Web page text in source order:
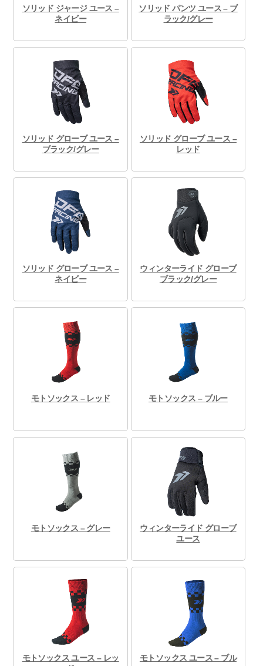
ソリッド ジャージ ユース –
ネイビー
ソリッド パンツ ユース – ブ
ラック/グレー
ソリッド グローブ ユース –
ブラック/グレー
ソリッド グローブ ユース –
レッド
ソリッド グローブ ユース –
ネイビー
ウィンターライド グローブ
ブラック/グレー
モトソックス – レッド モトソックス – ブルー
モトソックス – グレー
ウィンターライド グローブ
ユース
モトソックス ユース – レッ
モトソックス ユース – ブル